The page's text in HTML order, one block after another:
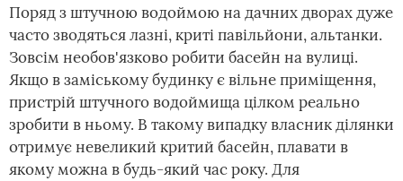
Поряд з штучною водоймою на дачних дворах дуже
часто зводяться лазні, криті павільйони, альтанки.
Зовсім необов'язково робити басейн на вулиці.
Якщо в заміському будинку є вільне приміщення,
пристрій штучного водоймища цілком реально
зробити в ньому. В такому випадку власник ділянки
отримує невеликий критий басейн, плавати в
якому можна в будь-який час року. Для